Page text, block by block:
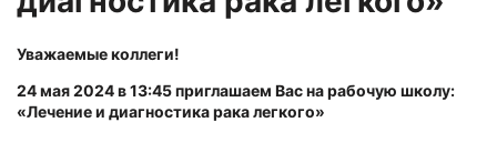
Уважаемые коллеги!
24 мая 2024 в 13:45 приглашаем Вас на рабочую школу:
«Лечение и диагностика рака легкого»